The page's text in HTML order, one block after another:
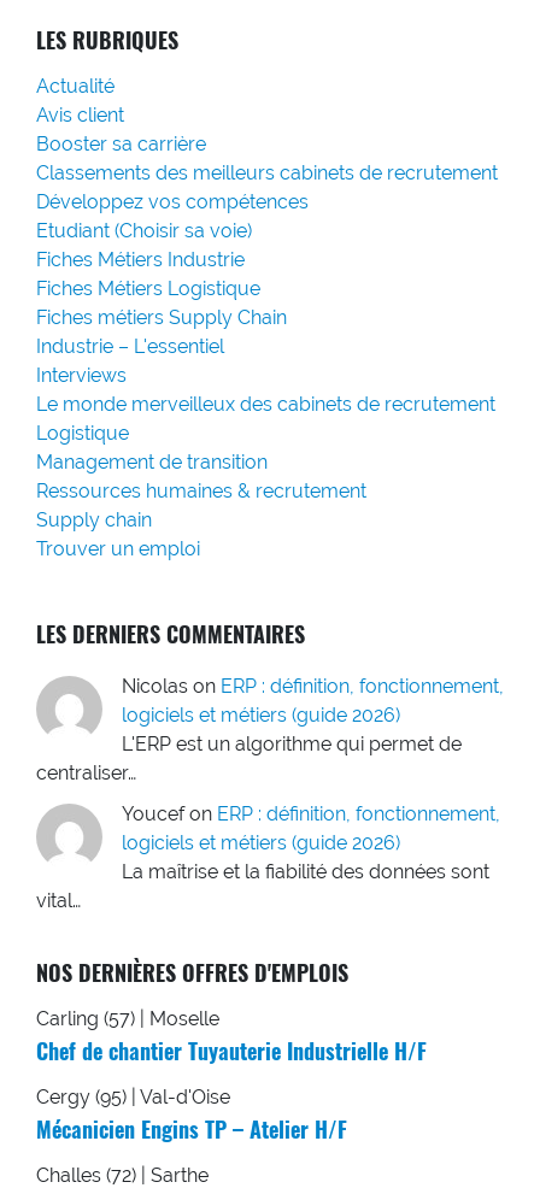
LES RUBRIQUES
Actualité
Avis client
Booster sa carrière
Classements des meilleurs cabinets de recrutement
Développez vos compétences
Etudiant (Choisir sa voie)
Fiches Métiers Industrie
Fiches Métiers Logistique
Fiches métiers Supply Chain
Industrie – L'essentiel
Interviews
Le monde merveilleux des cabinets de recrutement
Logistique
Management de transition
Ressources humaines & recrutement
Supply chain
Trouver un emploi
LES DERNIERS COMMENTAIRES
Nicolas on ERP : définition, fonctionnement,
logiciels et métiers (guide 2026)
L'ERP est un algorithme qui permet de
centraliser…
Youcef on ERP : définition, fonctionnement,
logiciels et métiers (guide 2026)
La maîtrise et la fiabilité des données sont
vital…
NOS DERNIÈRES OFFRES D'EMPLOIS
Carling (57) | Moselle
Chef de chantier Tuyauterie Industrielle H/F
Cergy (95) | Val-d'Oise
Mécanicien Engins TP – Atelier H/F
Challes (72) | Sarthe